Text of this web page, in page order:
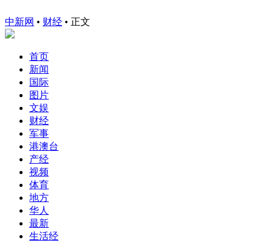
中新网 • 财经 • 正文
首页
新闻
国际
图片
文娱
财经
军事
港澳台
产经
视频
体育
地方
华人
最新
生活经